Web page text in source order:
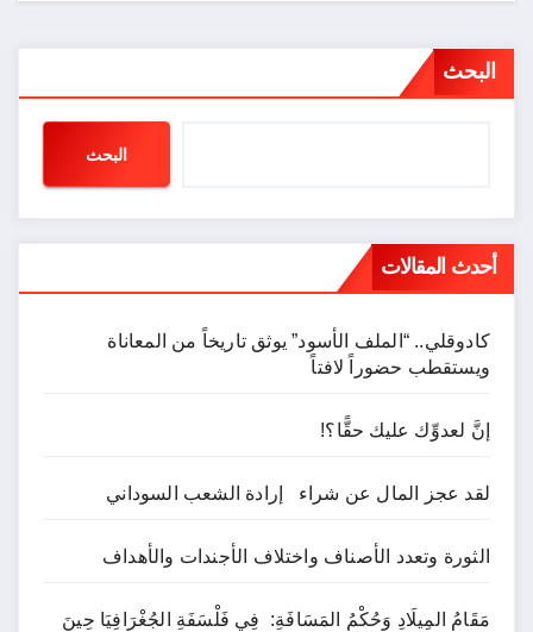
البحث
البحث
أحدث المقالات
كادوقلي.. “الملف الأسود” يوثق تاريخاً من المعاناة
ويستقطب حضوراً لافتاً
إنَّ لعدوِّك عليك حقًّا؟!
لقد عجز المال عن شراء إرادة الشعب السوداني
الثورة وتعدد الأصناف واختلاف الأجندات والأهداف
مَقَامُ المِيلَادِ وَحُكْمُ المَسَافَةِ: فِي فَلْسَفَةِ الجُغْرَافِيَا حِينَ